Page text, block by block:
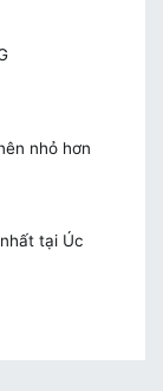
nhỏ hơn
tại Úc